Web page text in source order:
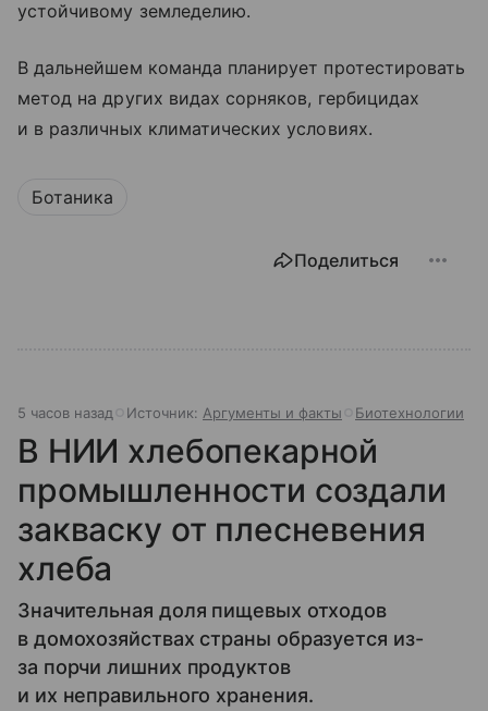
устойчивому земледелию.
В дальнейшем команда планирует протестировать
метод на других видах сорняков, гербицидах
и в различных климатических условиях.
Ботаника
Поделиться
5 часов назад Источник: Аргументы и факты Биотехнологии
В НИИ хлебопекарной
промышленности создали
закваску от плесневения
хлеба
Значительная доля пищевых отходов
в домохозяйствах страны образуется из-
за порчи лишних продуктов
и их неправильного хранения.